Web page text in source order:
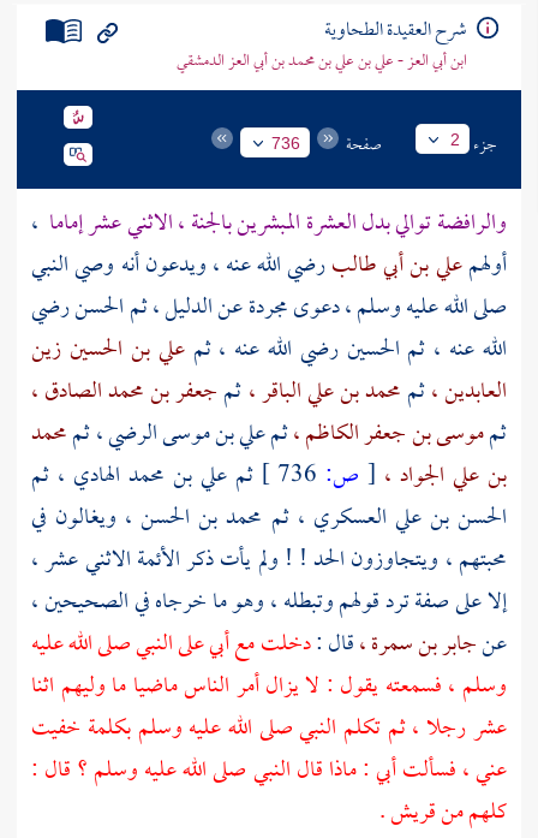
شرح العقيدة الطحاوية
ابن أبي العز - علي بن علي بن محمد بن أبي العز الدمشقي
جزء 2 صفحة 736
والرافضةتوالي بدل العشرة المبشرين بالجنة ، الاثني عشر إماما ،
أولهمعلي بن أبي طالبرضي الله عنه ، ويدعون أنه وصي النبي
صلى الله عليه وسلم ، دعوى مجردة عن الدليل ، ثمالحسنرضي
الله عنه ، ثم الحسينرضي الله عنه ، ثمعلي بن الحسين زين
العابدين ،ثممحمد بن علي الباقر ،ثمجعفر بن محمد الصادق ،
ثمموسى بن جعفر الكاظم ،ثمعلي بن موسى الرضي ،ثممحمد
بن علي الجواد ، [ ص: ثمعلي بن محمد الهادي ، ثم
الحسن بن علي العسكري ،ثم محمد بن الحسن ، ويغالون في
محبتهم ، ويتجاوزون الحد ! ! ولم يأت ذكر الأئمة الاثني عشر ،
إلا على صفة ترد قولهم وتبطله ، وهو ما خرجاه في الصحيحين ،
عنجابر بن سمرة ،قال :دخلت مع أبي على النبي صلى الله عليه
وسلم ، فسمعته يقول : لا يزال أمر الناس ماضيا ما وليهم اثنا
عشر رجلا ، ثم تكلم النبي صلى الله عليه وسلم بكلمة خفيت
عني ، فسألت أبي : ماذا قال النبي صلى الله عليه وسلم ؟ قال :
كلهم منقريش.